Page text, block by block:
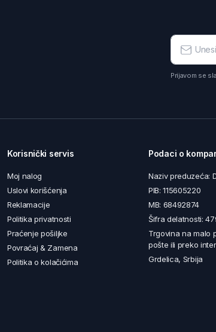
Prijavom se
Korisnički servis
Moj nalog
Uslovi korišćenja
Reklamacije
Politika privatnosti
Praćenje pošiljke
Povraćaj & Zamena
Politika o kolačićima
Podaci o
Naziv preduzeća:
PIB: 115605220
MB: 68492874
Šifra delatnosti:
Trgovina na malo
pošte ili preko
Grdelica, Srbija